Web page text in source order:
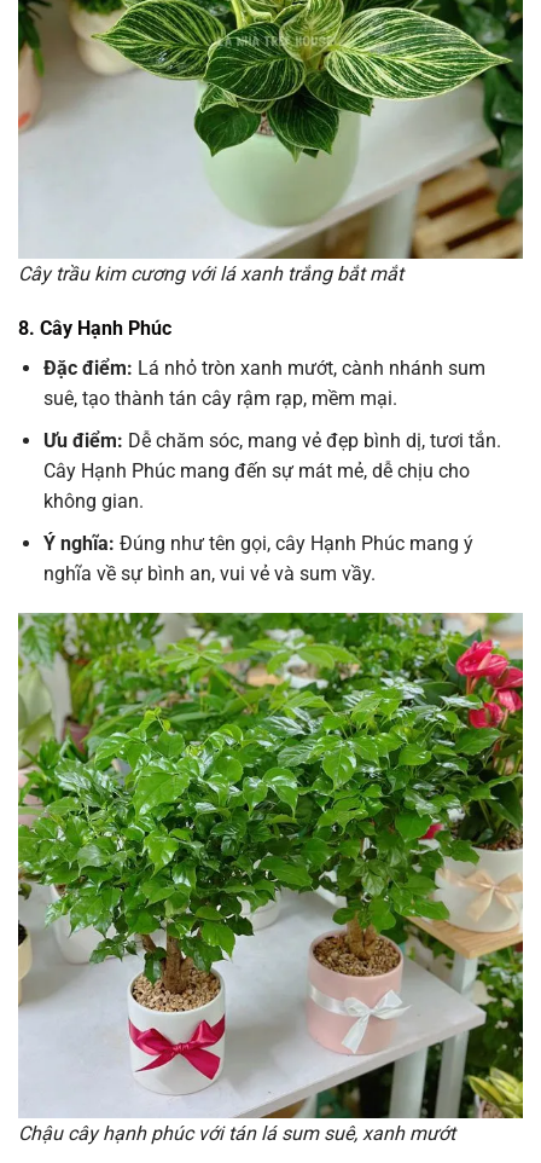
Cây trầu kim cương với lá xanh trắng bắt mắt
8. Cây Hạnh Phúc
Đặc điểm: Lá nhỏ tròn xanh mướt, cành nhánh sum
suê, tạo thành tán cây rậm rạp, mềm mại.
Ưu điểm: Dễ chăm sóc, mang vẻ đẹp bình dị, tươi tắn.
Cây Hạnh Phúc mang đến sự mát mẻ, dễ chịu cho
không gian.
Ý nghĩa: Đúng như tên gọi, cây Hạnh Phúc mang ý
nghĩa về sự bình an, vui vẻ và sum vầy.
Chậu cây hạnh phúc với tán lá sum suê, xanh mướt